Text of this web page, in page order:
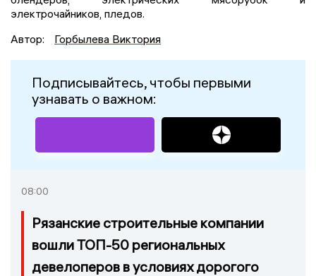
электрочайников, пледов.
Автор:
Горбылева Виктория
Подписывайтесь, чтобы первыми
узнавать о важном:
08:00
Рязанские строительные компании
вошли ТОП-50 региональных
девелоперов в условиях дорогого